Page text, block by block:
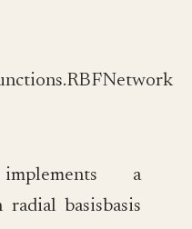
a
radial basisbasis